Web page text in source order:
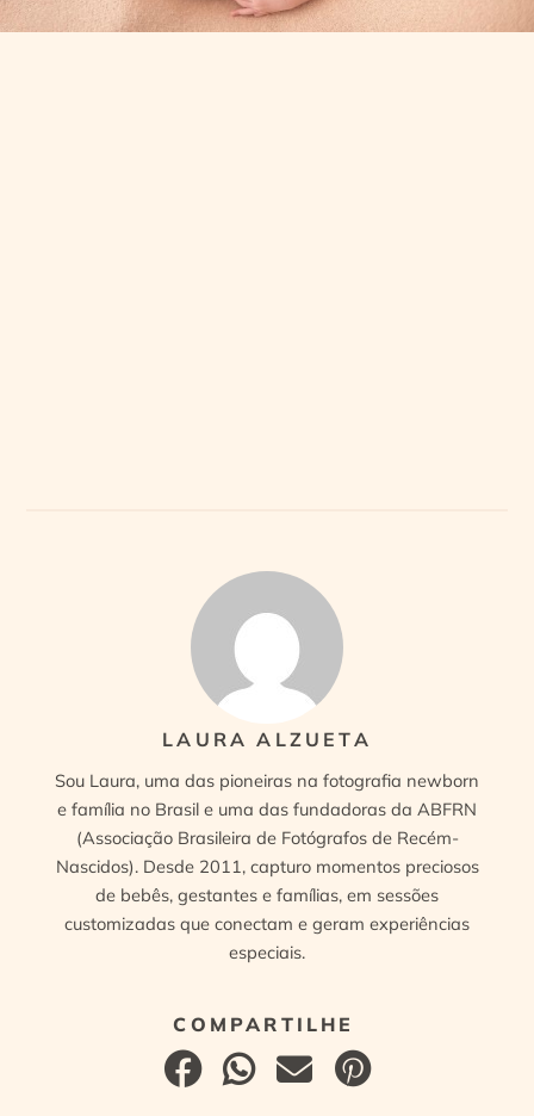
LAURA ALZUETA
Sou Laura, uma das pioneiras na fotografia newborn
e família no Brasil e uma das fundadoras da ABFRN
(Associação Brasileira de Fotógrafos de Recém-
Nascidos). Desde 2011, capturo momentos preciosos
de bebês, gestantes e famílias, em sessões
customizadas que conectam e geram experiências
especiais.